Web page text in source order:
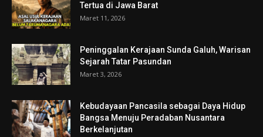
Tertua di Jawa Barat
Maret 11, 2026
Peninggalan Kerajaan Sunda Galuh, Warisan
Sejarah Tatar Pasundan
Maret 3, 2026
Kebudayaan Pancasila sebagai Daya Hidup
Bangsa Menuju Peradaban Nusantara
Berkelanjutan